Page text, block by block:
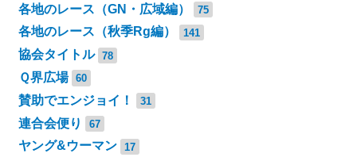
各地のレース（GN・広域編） 75
各地のレース（秋季Rg編） 141
協会タイトル 78
Ｑ界広場 60
賛助でエンジョイ！ 31
連合会便り 67
ヤング&ウーマン 17